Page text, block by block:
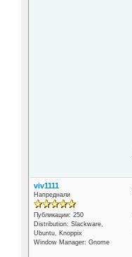
viv1111
Напреднали
Публикации: 250
Distribution: Slackware,
Ubuntu, Knoppix
Window Manager: Gnome